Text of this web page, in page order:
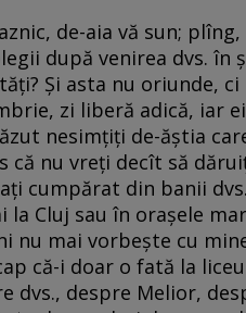
de-aia vă sun;
după venirea dvs. în
Și asta nu oriunde,
zi liberă adică, iar
nesimțiți de-ăștia
că nu vreți decît să
cumpărat din banii
la Cluj sau în orașele
nu mai vorbește cu
că-i doar o fată la
dvs., despre Melior,